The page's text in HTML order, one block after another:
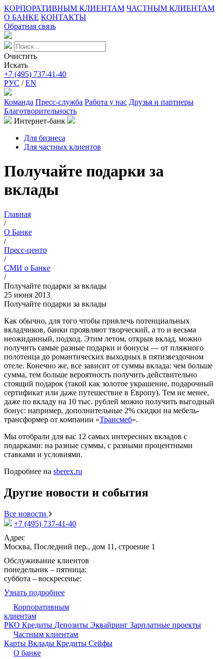
КОРПОРАТИВНЫМ КЛИЕНТАМ ЧАСТНЫМ КЛИЕНТАМ
О БАНКЕ КОНТАКТЫ
Обратная связь
Очистить
Искать
+7 (495) 737-41-40
РУС /EN
Команда Пресс-служба Работа у нас Друзья и партнеры
Благотворительность
Интернет-банк
Для бизнеса
Для частных клиентов
Получайте подарки за
вклады
Главная
/
О Банке
/
Пресс-центр
/
СМИ о Банке
/
Получайте подарки за вклады
25 июня 2013
Получайте подарки за вклады
Как обычно, для того чтобы привлечь потенциальных
вкладчиков, банки проявляют творческий, а то и весьма
неожиданный, подход. Этим летом, открыв вклад, можно
получить самые разные подарки и бонусы — от пляжного
полотенца до романтических выходных в пятизвездочном
отеле. Конечно же, все зависит от суммы вклада: чем больше
сумма, тем больше вероятность получить действительно
стоящий подарок (такой как золотое украшение, подарочный
сертификат или даже путешествие в Европу). Тем не менее,
даже по вкладу на 10 тыс. рублей можно получить выгодный
бонус: например, дополнительные 2% скидки на мебель-
трансформер от компании «Трансмеб».
Мы отобрали для вас 12 самых интересных вкладов с
подарками: на разные суммы, с разными процентными
ставками и условиями.
Подробнее на sberex.ru
Другие новости и события
Все новости
+7 (495) 737-41-40
Адрес
Москва, Последний пер., дом 11, строение 1
Обслуживание клиентов
понедельник – пятница:
суббота – воскресенье:
Узнать подробнее
Корпоративным
клиентам
РКО Кредиты Депозиты Эквайринг Зарплатные проекты
Частным клиентам
Карты Вклады Кредиты Сейфы
О банке